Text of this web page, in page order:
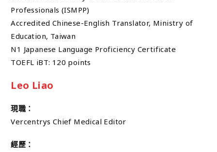
Professionals (ISMPP)
Accredited Chinese-English Translator, Ministry of
Education, Taiwan
N1 Japanese Language Proficiency Certificate
TOEFL iBT: 120 points
Leo Liao
現職：
Vercentrys Chief Medical Editor
經歷：